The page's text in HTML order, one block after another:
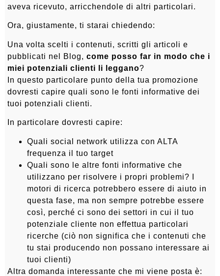
aveva ricevuto, arricchendole di altri particolari.
Ora, giustamente, ti starai chiedendo:
Una volta scelti i contenuti, scritti gli articoli e
pubblicati nel Blog, come posso far in modo che i
miei potenziali clienti li leggano?
In questo particolare punto della tua promozione
dovresti capire quali sono le fonti informative dei
tuoi potenziali clienti.
In particolare dovresti capire:
Quali social network utilizza con ALTA
frequenza il tuo target
Quali sono le altre fonti informative che
utilizzano per risolvere i propri problemi? I
motori di ricerca potrebbero essere di aiuto in
questa fase, ma non sempre potrebbe essere
così, perché ci sono dei settori in cui il tuo
potenziale cliente non effettua particolari
ricerche (ciò non significa che i contenuti che
tu stai producendo non possano interessare ai
tuoi clienti)
Altra domanda interessante che mi viene posta è: